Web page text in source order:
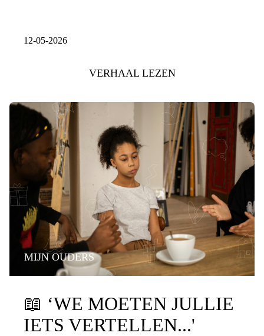
12-05-2026
VERHAAL LEZEN
MIJN OUDERS
📖 ‘WE MOETEN JULLIE
IETS VERTELLEN...'